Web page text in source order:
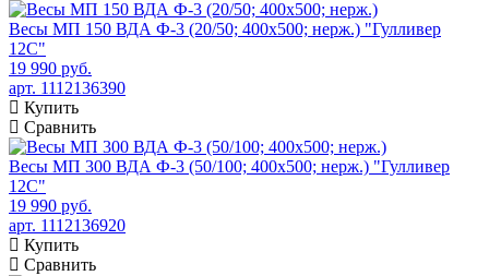
Весы МП 150 ВДА Ф-3 (20/50; 400х500; нерж.) "Гулливер
12С"
19 990 руб.
арт. 1112136390
Купить
Сравнить
Весы МП 300 ВДА Ф-3 (50/100; 400х500; нерж.) "Гулливер
12С"
19 990 руб.
арт. 1112136920
Купить
Сравнить